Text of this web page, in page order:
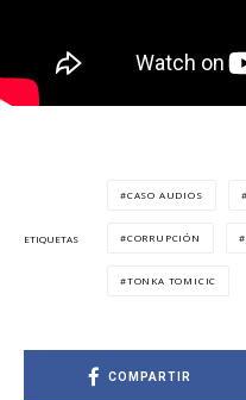
ETIQUETAS
CASO AUDIOS
CORRUPCIÓN
TONKA TOMICIC
COMPARTIR